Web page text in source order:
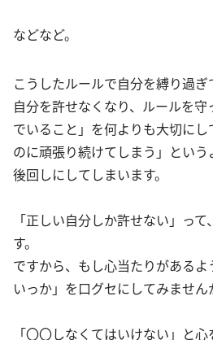
などなど。
こうしたルールで自分を縛り過
自分を許せなくなり、ルールを
でいること」を何よりも大切に
のに頑張り続けてしまう」とい
後回しにしてしまいます。
「正しい自分しか許せない」っ
す。
ですから、もし心当たりがある
いっか」を口グセにしてみません
「〇〇しなくてはいけない」と心